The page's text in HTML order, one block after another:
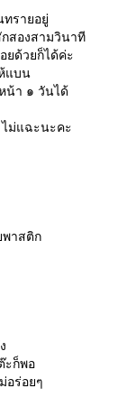
รายอยู่
สองสามวินาที
ด้วยก็ได้ค่ะ
แบน
น้า ๑ วันได้
ม่แฉะนะคะ
พาสติก
ะก็พอ
อร่อยๆ